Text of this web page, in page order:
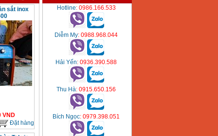
sắt inox
VND
Đặt hàng
Hotline: 0986.166.533
Diễm My: 0988.968.044
Hải Yến: 0936.390.588
Thu Hà: 0915.650.156
Bích Ngọc: 0979.398.051